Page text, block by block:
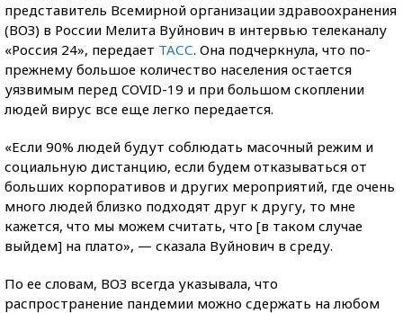
представитель Всемирной организации здравоохранения
(ВОЗ) в России Мелита Вуйнович в интервью телеканалу
«Россия 24», передает ТАСС. Она подчеркнула, что по-
прежнему большое количество населения остается
уязвимым перед COVID-19 и при большом скоплении
людей вирус все еще легко передается.
«Если 90% людей будут соблюдать масочный режим и
социальную дистанцию, если будем отказываться от
больших корпоративов и других мероприятий, где очень
много людей близко подходят друг к другу, то мне
кажется, что мы можем считать, что [в таком случае
выйдем] на плато», — сказала Вуйнович в среду.
По ее словам, ВОЗ всегда указывала, что
распространение пандемии можно сдержать на любом